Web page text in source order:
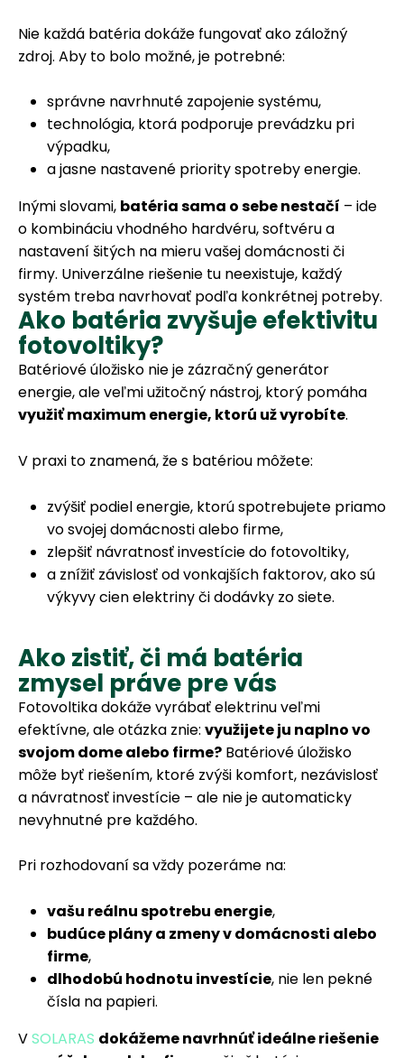
Nie každá batéria dokáže fungovať ako záložný
zdroj. Aby to bolo možné, je potrebné:
správne navrhnuté zapojenie systému,
technológia, ktorá podporuje prevádzku pri
výpadku,
a jasne nastavené priority spotreby energie.
Inými slovami, batéria sama o sebe nestačí – ide
o kombináciu vhodného hardvéru, softvéru a
nastavení šitých na mieru vašej domácnosti či
firmy. Univerzálne riešenie tu neexistuje, každý
systém treba navrhovať podľa konkrétnej potreby.
Ako batéria zvyšuje efektivitu
fotovoltiky?
Batériové úložisko nie je zázračný generátor
energie, ale veľmi užitočný nástroj, ktorý pomáha
využiť maximum energie, ktorú už vyrobíte.
V praxi to znamená, že s batériou môžete:
zvýšiť podiel energie, ktorú spotrebujete priamo
vo svojej domácnosti alebo firme,
zlepšiť návratnosť investície do fotovoltiky,
a znížiť závislosť od vonkajších faktorov, ako sú
výkyvy cien elektriny či dodávky zo siete.
Ako zistiť, či má batéria
zmysel práve pre vás
Fotovoltika dokáže vyrábať elektrinu veľmi
efektívne, ale otázka znie: využijete ju naplno vo
svojom dome alebo firme? Batériové úložisko
môže byť riešením, ktoré zvýši komfort, nezávislosť
a návratnosť investície – ale nie je automaticky
nevyhnutné pre každého.
Pri rozhodovaní sa vždy pozeráme na:
vašu reálnu spotrebu energie,
budúce plány a zmeny v domácnosti alebo
firme,
dlhodobú hodnotu investície, nie len pekné
čísla na papieri.
VSOLARAS dokážeme navrhnúť ideálne riešenie